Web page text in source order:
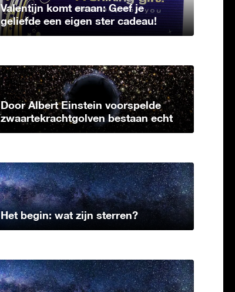
Valentijn komt eraan: Geef je
geliefde een eigen ster cadeau!
Door Albert Einstein voorspelde
zwaartekrachtgolven bestaan echt
Het begin: wat zijn sterren?